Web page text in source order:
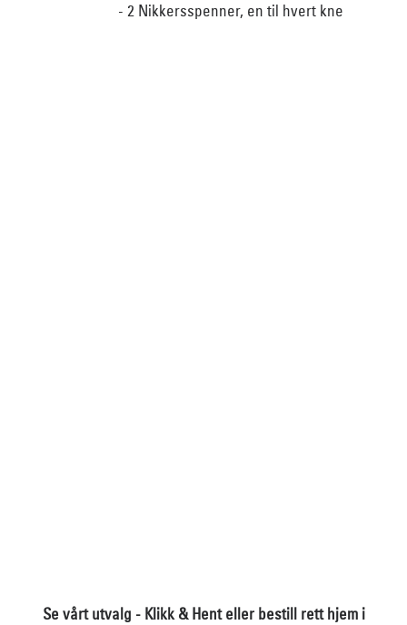
- 2 Nikkersspenner, en til hvert kne
Se vårt utvalg - Klikk & Hent eller bestill rett hjem i